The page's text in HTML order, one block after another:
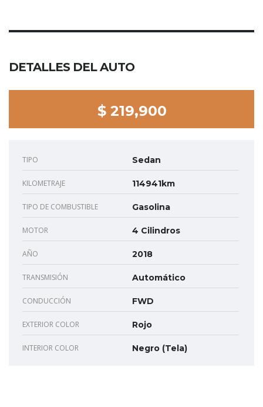
DETALLES DEL AUTO
$ 219,900
TIPO Sedan
KILOMETRAJE 114941km
TIPO DE COMBUSTIBLE Gasolina
MOTOR 4 Cilindros
AÑO 2018
TRANSMISIÓN Automático
CONDUCCIÓN FWD
EXTERIOR COLOR Rojo
INTERIOR COLOR Negro (Tela)